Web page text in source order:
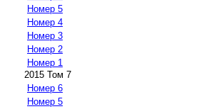
Номер 5
Номер 4
Номер 3
Номер 2
Номер 1
2015 Том 7
Номер 6
Номер 5